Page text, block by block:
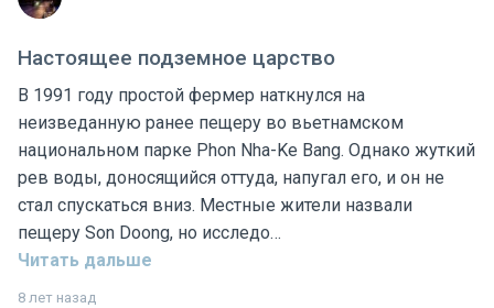
Настоящее подземное царство
В 1991 году простой фермер наткнулся на
неизведанную ранее пещеру во вьетнамском
национальном парке Phon Nha-Ke Bang. Однако жуткий
рев воды, доносящийся оттуда, напугал его, и он не
стал спускаться вниз. Местные жители назвали
пещеру Son Doong, но исследо…
Читать дальше
8 лет назад